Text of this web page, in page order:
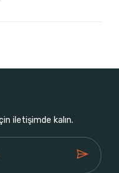
iletişimde kalın.